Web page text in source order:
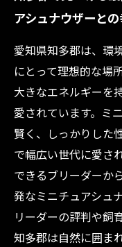
アシュナウザーと
愛知県知多郡は、環
にとって理想的な場
大きなエネルギーを
愛されています。ミ
賢く、しっかりした
で幅広い世代に愛さ
できるブリーダーか
発なミニチュアシュ
リーダーの評判や飼
知多郡は自然に囲ま